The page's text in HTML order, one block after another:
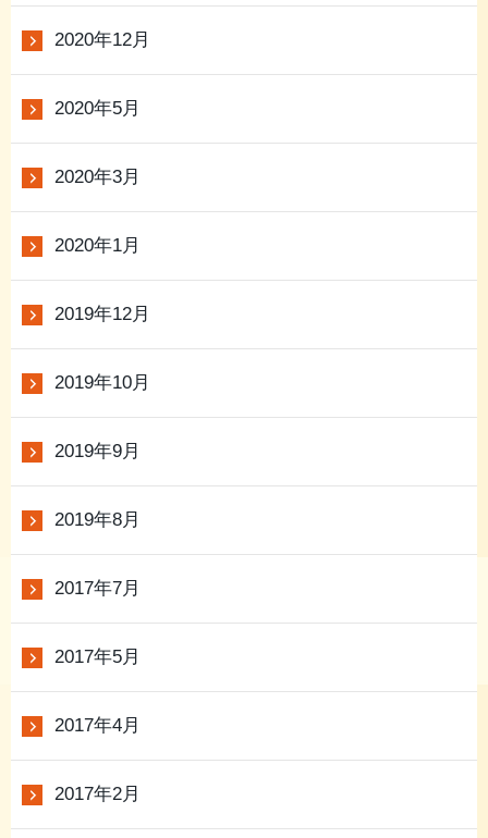
2020年12月
2020年5月
2020年3月
2020年1月
2019年12月
2019年10月
2019年9月
2019年8月
2017年7月
2017年5月
2017年4月
2017年2月